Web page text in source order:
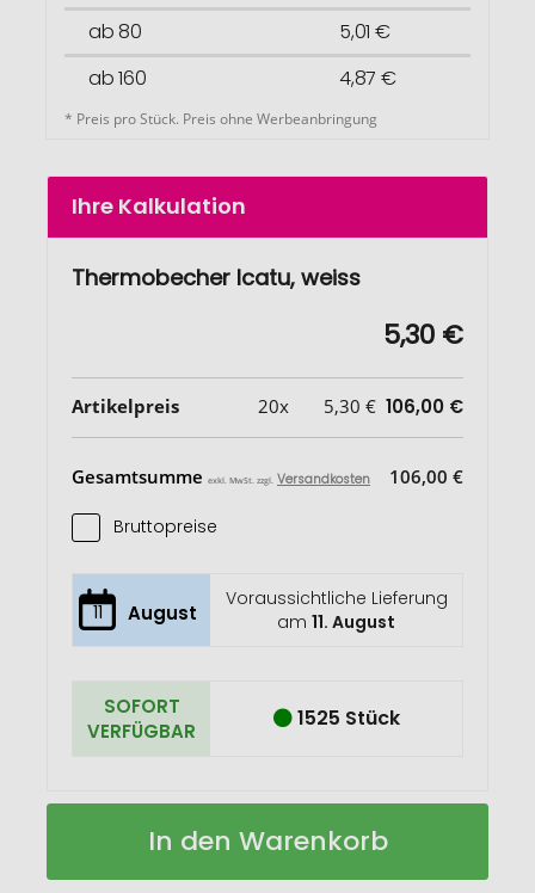
ab 80
5,01 €
ab 160
4,87 €
* Preis pro Stück. Preis ohne Werbeanbringung
Ihre Kalkulation
Thermobecher Icatu, weiss
5,30 €
Artikelpreis 20x 5,30 € 106,00 €
Gesamtsumme exkl. MwSt. zzgl. Versandkosten 106,00 €
Bruttopreise
11 August
Voraussichtliche Lieferung
am11. August
SOFORT
VERFÜGBAR
1525 Stück
Thermobecher
Auf
In den Warenkorb